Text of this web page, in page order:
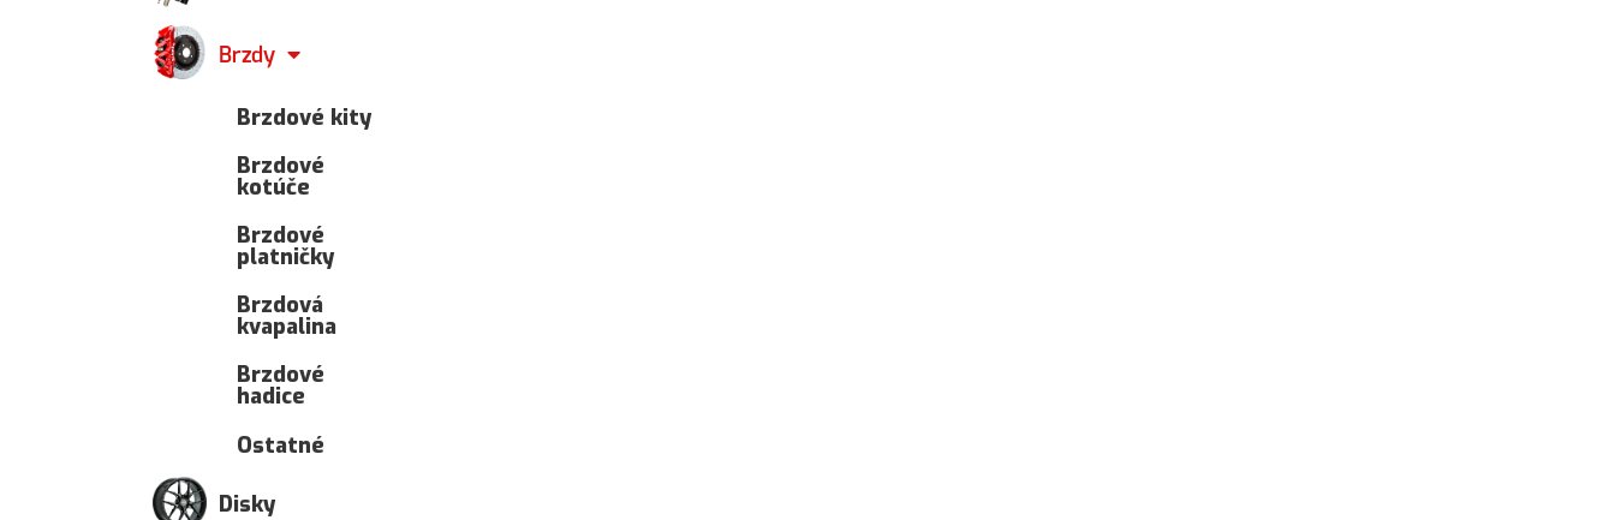
Brzdy
Brzdové kity
Brzdové
kotúče
Brzdové
platničky
Brzdová
kvapalina
Brzdové
hadice
Ostatné
Disky